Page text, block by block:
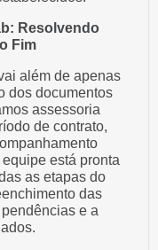
Resolvendo
Fim
além de apenas
dos documentos
assessoria
de contrato,
está pronta
as etapas do
das
e a